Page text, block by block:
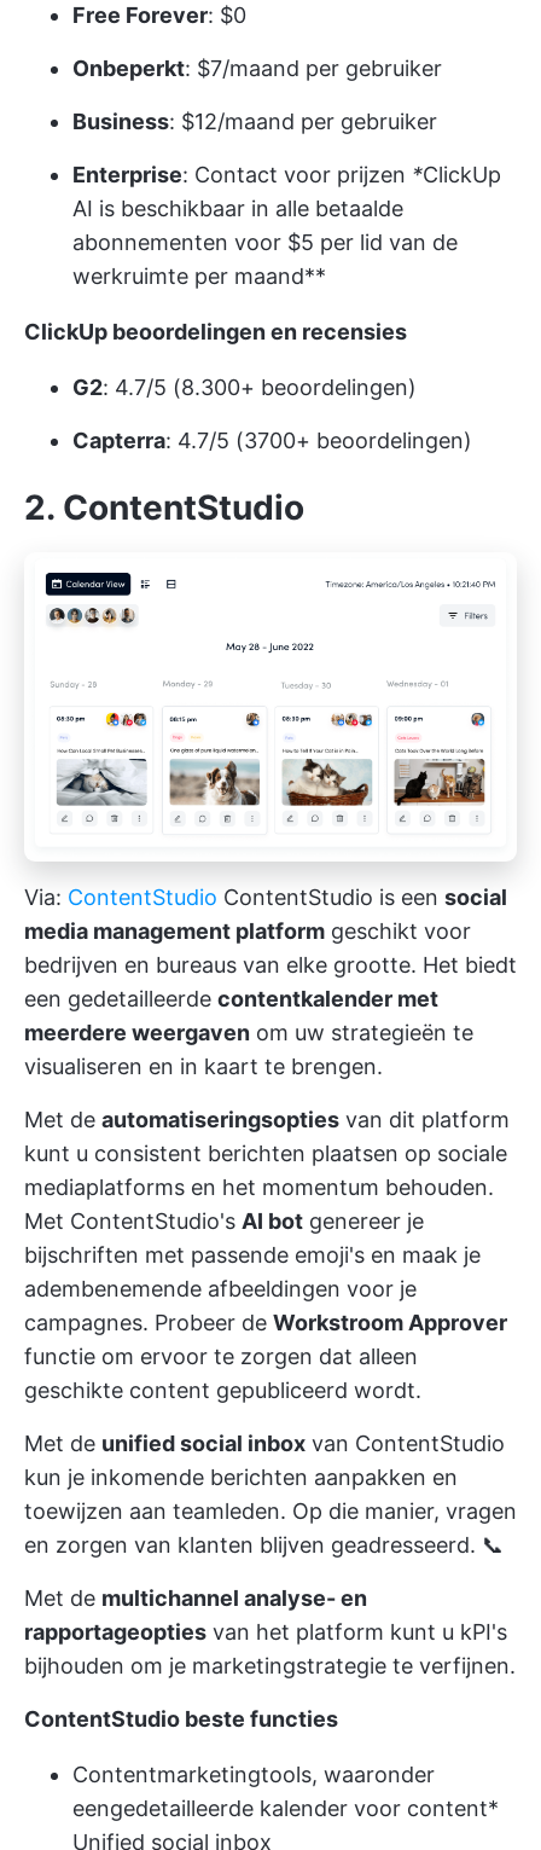
Free Forever: $0
Onbeperkt: $7/maand per gebruiker
Business: $12/maand per gebruiker
Enterprise: Contact voor prijzen *ClickUp
AI is beschikbaar in alle betaalde
abonnementen voor $5 per lid van de
werkruimte per maand**
ClickUp beoordelingen en recensies
G2: 4.7/5 (8.300+ beoordelingen)
Capterra: 4.7/5 (3700+ beoordelingen)
2. ContentStudio
Via: ContentStudio ContentStudio is een social
media management platform geschikt voor
bedrijven en bureaus van elke grootte. Het biedt
een gedetailleerde contentkalender met
meerdere weergaven om uw strategieën te
visualiseren en in kaart te brengen.
Met de automatiseringsopties van dit platform
kunt u consistent berichten plaatsen op sociale
mediaplatforms en het momentum behouden.
Met ContentStudio's AI bot genereer je
bijschriften met passende emoji's en maak je
adembenemende afbeeldingen voor je
campagnes. Probeer de Workstroom Approver
functie om ervoor te zorgen dat alleen
geschikte content gepubliceerd wordt.
Met de unified social inbox van ContentStudio
kun je inkomende berichten aanpakken en
toewijzen aan teamleden. Op die manier, vragen
en zorgen van klanten blijven geadresseerd. 📞
Met de multichannel analyse- en
rapportageopties van het platform kunt u kPI's
bijhouden om je marketingstrategie te verfijnen.
ContentStudio beste functies
Contentmarketingtools, waaronder
eengedetailleerde kalender voor content*
Unified social inbox